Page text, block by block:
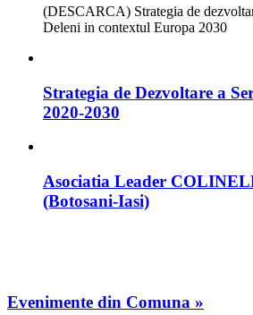
(DESCARCA) Strategia de
Deleni in contextul Europa 2030
Strategia de Dezvoltare a
2020-2030
Asociatia Leader
(Botosani-Iasi)
Evenimente din Comuna »